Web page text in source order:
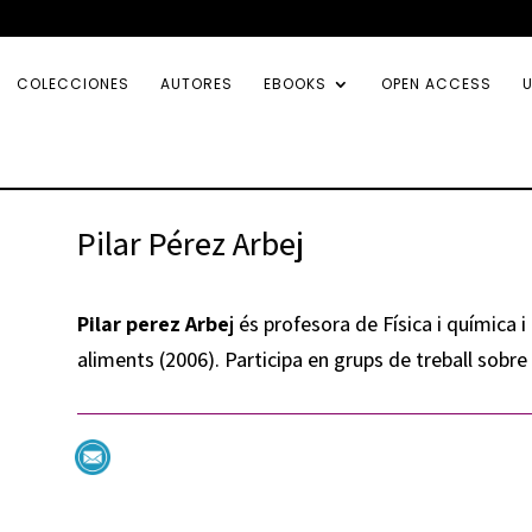
COLECCIONES AUTORES EBOOKS OPEN ACCESS
Pilar Pérez Arbej
Pilar perez Arbej és profesora de Física i química
aliments (2006). Participa en grups de treball